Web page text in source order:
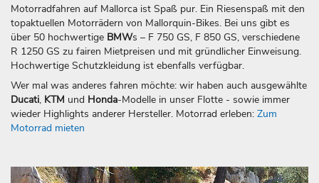
Motorradfahren auf Mallorca ist Spaß pur. Ein Riesenspaß mit den
topaktuellen Motorrädern von Mallorquin-Bikes. Bei uns gibt es
über 50 hochwertige BMWs – F 750 GS, F 850 GS, verschiedene
R 1250 GS zu fairen Mietpreisen und mit gründlicher Einweisung.
Hochwertige Schutzkleidung ist ebenfalls verfügbar.
Wer mal was anderes fahren möchte: wir haben auch ausgewählte
Ducati, KTM und Honda-Modelle in unser Flotte - sowie immer
wieder Highlights anderer Hersteller. Motorrad erleben: Zum
Motorrad mieten